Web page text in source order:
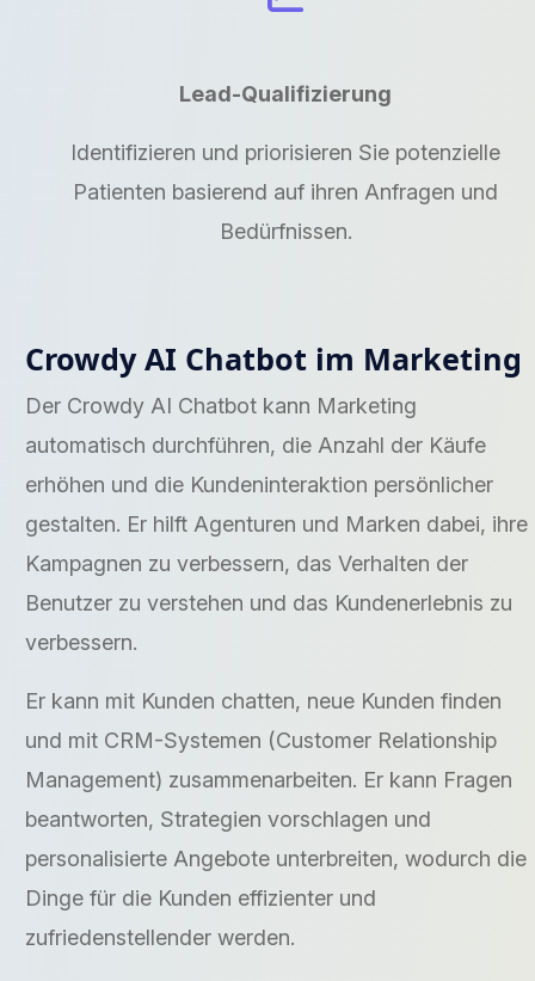
Lead-Qualifizierung
Identifizieren und priorisieren Sie potenzielle
Patienten basierend auf ihren Anfragen und
Bedürfnissen.
Crowdy AI Chatbot im Marketing
Der Crowdy AI Chatbot kann Marketing
automatisch durchführen, die Anzahl der Käufe
erhöhen und die Kundeninteraktion persönlicher
gestalten. Er hilft Agenturen und Marken dabei, ihre
Kampagnen zu verbessern, das Verhalten der
Benutzer zu verstehen und das Kundenerlebnis zu
verbessern.
Er kann mit Kunden chatten, neue Kunden finden
und mit CRM-Systemen (Customer Relationship
Management) zusammenarbeiten. Er kann Fragen
beantworten, Strategien vorschlagen und
personalisierte Angebote unterbreiten, wodurch die
Dinge für die Kunden effizienter und
zufriedenstellender werden.